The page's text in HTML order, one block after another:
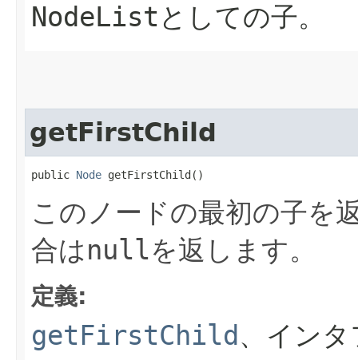
NodeList としての子。
getFirstChild
public Node getFirstChild()
このノードの最初の子を
合はnullを返します。
定義:
getFirstChild、イン